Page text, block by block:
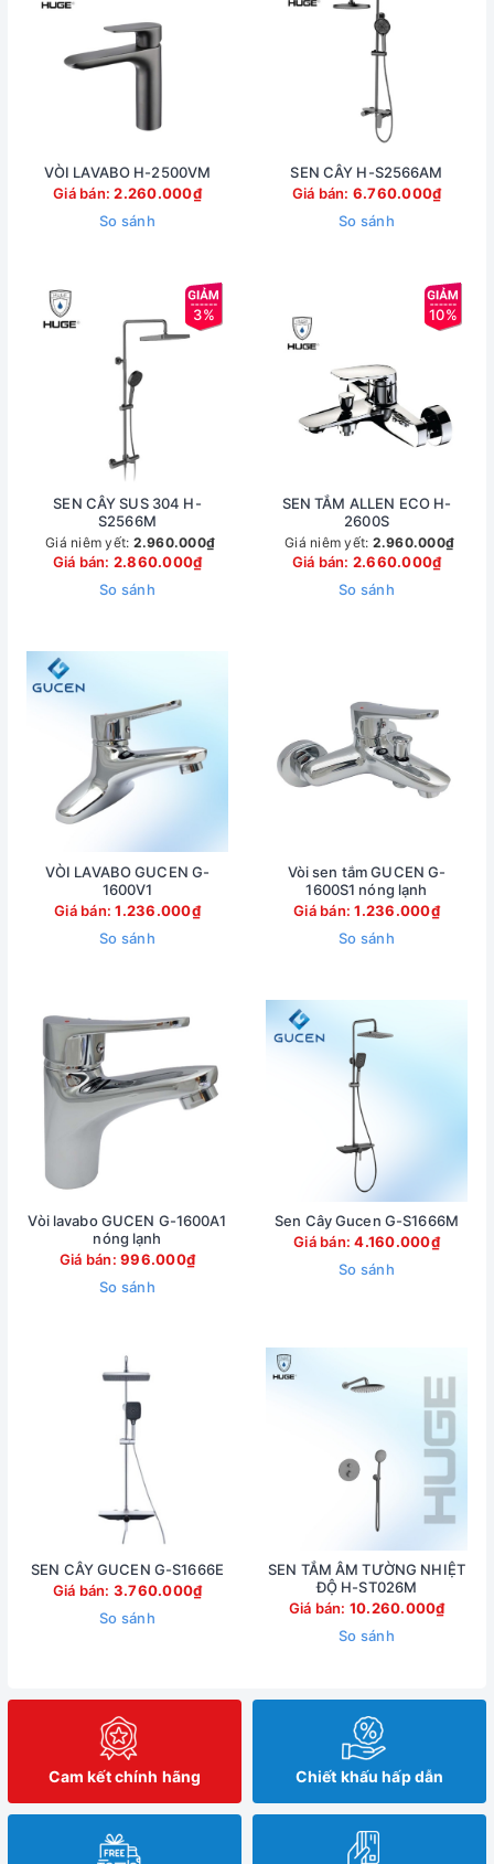
VÒI LAVABO H-2500VM
Giá bán:2.260.000₫
So sánh
SEN CÂY H-S2566AM
Giá bán: 6.760.000₫
So sánh
3%
SEN CÂY SUS 304 H-
S2566M
Giá niêm yết: 2.960.000₫
Giá bán: 2.860.000₫
So sánh
10%
SEN TẮM ALLEN ECO H-
2600S
Giá niêm yết: 2.960.000₫
Giá bán: 2.660.000₫
So sánh
VÒI LAVABO GUCEN G-
1600V1
Giá bán:1.236.000₫
So sánh
Vòi sen tắm GUCEN G-
1600S1 nóng lạnh
Giá bán:1.236.000₫
So sánh
Vòi lavabo GUCEN G-1600A1
nóng lạnh
Giá bán:996.000₫
So sánh
Sen Cây Gucen G-S1666M
Giá bán:4.160.000₫
So sánh
SEN CÂY GUCEN G-S1666E
Giá bán: 3.760.000₫
So sánh
SEN TẮM ÂM TƯỜNG NHIỆT
ĐỘ H-ST026M
Giá bán: 10.260.000₫
So sánh
Cam kết chính hãng Chiết khấu hấp dẫn